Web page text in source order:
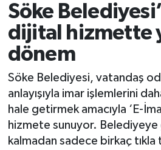
Söke
dijital hizmette
dönem
Söke Belediyesi, vatandaş
anlayışıyla imar işlemlerini
hale getirmek amacıyla ‘E-
hizmete sunuyor.
kalmadan sadece birkaç tıkla
Tüm Manşetler
Son Dakika Haberleri
Haber Arşivi